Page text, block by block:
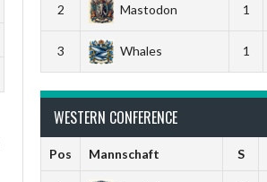
2 Mastodon 1
3 Whales 1
WESTERN CONFERENCE
Pos Mannschaft S